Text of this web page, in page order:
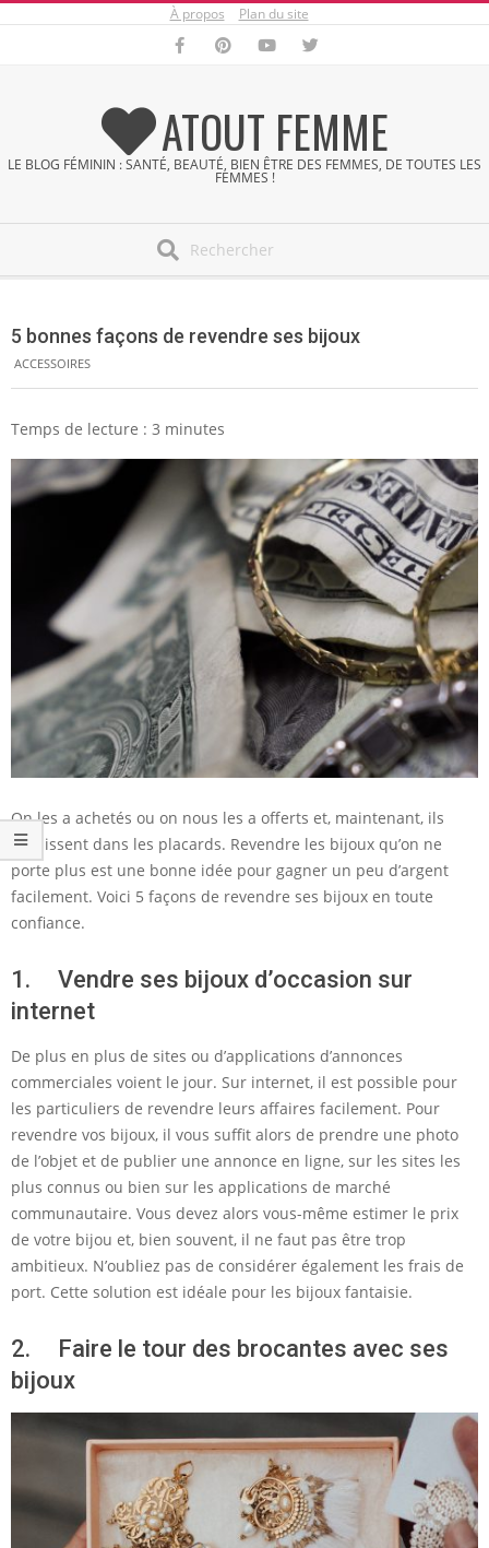
À propos Plan du site
ATOUT FEMME
LE BLOG FÉMININ : SANTÉ, BEAUTÉ, BIEN ÊTRE DES FEMMES, DE TOUTES LES
FEMMES !
Menu
5 bonnes façons de revendre ses bijoux
ACCESSOIRES
Temps de lecture : 3 minutes
On les a achetés ou on nous les a offerts et, maintenant, ils
vieillissent dans les placards. Revendre les bijoux qu’on ne
porte plus est une bonne idée pour gagner un peu d’argent
facilement. Voici 5 façons de revendre ses bijoux en toute
confiance.
1. Vendre ses bijoux d’occasion sur
internet
De plus en plus de sites ou d’applications d’annonces
commerciales voient le jour. Sur internet, il est possible pour
les particuliers de revendre leurs affaires facilement. Pour
revendre vos bijoux, il vous suffit alors de prendre une photo
de l’objet et de publier une annonce en ligne, sur les sites les
plus connus ou bien sur les applications de marché
communautaire. Vous devez alors vous-même estimer le prix
de votre bijou et, bien souvent, il ne faut pas être trop
ambitieux. N’oubliez pas de considérer également les frais de
port. Cette solution est idéale pour les bijoux fantaisie.
2. Faire le tour des brocantes avec ses
bijoux